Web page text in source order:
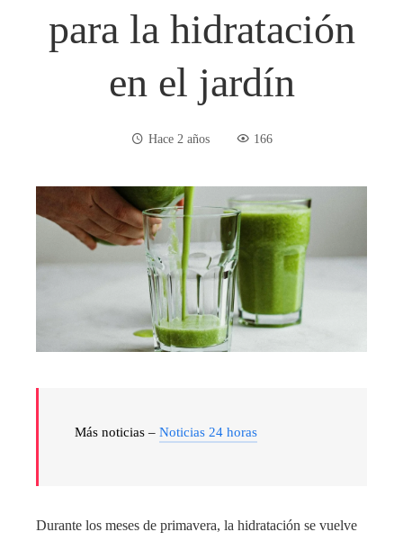
para la hidratación
en el jardín
Hace 2 años 166
Más noticias – Noticias 24 horas
Durante los meses de primavera, la hidratación se vuelve